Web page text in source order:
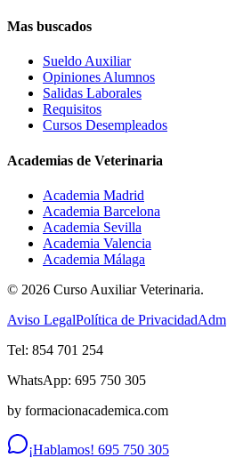
Mas buscados
Sueldo Auxiliar
Opiniones Alumnos
Salidas Laborales
Requisitos
Cursos Desempleados
Academias de Veterinaria
Academia Madrid
Academia Barcelona
Academia Sevilla
Academia Valencia
Academia Málaga
© 2026 Curso Auxiliar Veterinaria.
Aviso LegalPolítica de PrivacidadAdm
Tel: 854 701 254
WhatsApp: 695 750 305
by formacionacademica.com
¡Hablamos! 695 750 305